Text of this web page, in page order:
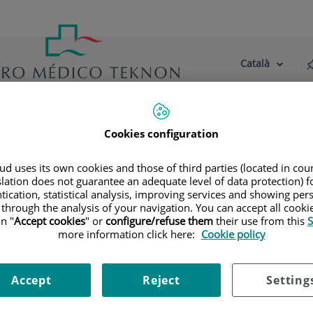
Selector
d'idioma
Llenguatge
Actiu
Català
Europeu en Medicina del Son
està integrat per psicòlegs,
infermers i neurofisiòlegs clínics.
Cookies configuration
uses its own cookies and those of third parties (located in
does not guarantee an adequate level of data protection)
statistical analysis, improving services and showing
the analysis of your navigation. You can accept all
"Accept cookies" or configure/refuse themtheir use from this
more information click here: Cookie policy
Reject
Accept